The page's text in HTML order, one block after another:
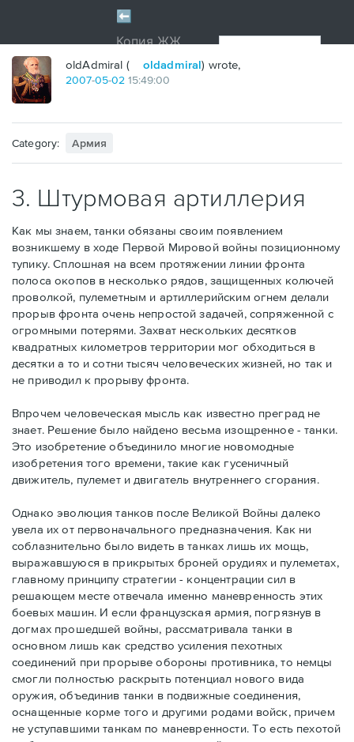
oldAdmiral ( oldadmiral) wrote,
2007-05-02 15:49:00
Category: Армия
3. Штурмовая артиллерия
Как мы знаем, танки обязаны своим появлением
возникшему в ходе Первой Мировой войны позиционному
тупику. Сплошная на всем протяжении линии фронта
полоса окопов в несколько рядов, защищенных колючей
проволкой, пулеметным и артиллерийским огнем делали
прорыв фронта очень непростой задачей, сопряженной с
огромными потерями. Захват нескольких десятков
квадратных километров территории мог обходиться в
десятки а то и сотни тысяч человеческих жизней, но так и
не приводил к прорыву фронта.
Впрочем человеческая мысль как известно преград не
знает. Решение было найдено весьма изощренное - танки.
Это изобретение объединило многие новомодные
изобретения того времени, такие как гусеничный
движитель, пулемет и двигатель внутреннего сгорания.
Однако эволюция танков после Великой Войны далеко
увела их от первоначального предназначения. Как ни
соблазнительно было видеть в танках лишь их мощь,
выражавшуюся в прикрытых броней орудиях и пулеметах,
главному принципу стратегии - концентрации сил в
решающем месте отвечала именно маневренность этих
боевых машин. И если французская армия, погрязнув в
догмах прошедшей войны, рассматривала танки в
основном лишь как средство усиления пехотных
соединений при прорыве обороны противника, то немцы
смогли полностью раскрыть потенциал нового вида
оружия, объединив танки в подвижные соединения,
оснащенные корме того и другими родами войск, причем
не уступавшими танкам по маневренности. То есть пехотой